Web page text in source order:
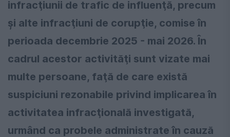
infracţiunii de trafic de influenţă, precum
şi alte infracţiuni de corupţie, comise în
perioada decembrie 2025 - mai 2026. În
cadrul acestor activităţi sunt vizate mai
multe persoane, faţă de care există
suspiciuni rezonabile privind implicarea în
activitatea infracţională investigată,
urmând ca probele administrate în cauză